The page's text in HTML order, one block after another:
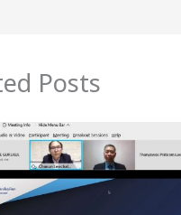
Posts